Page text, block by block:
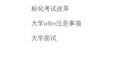
标化考试改革
大学offer注意事项
大学面试